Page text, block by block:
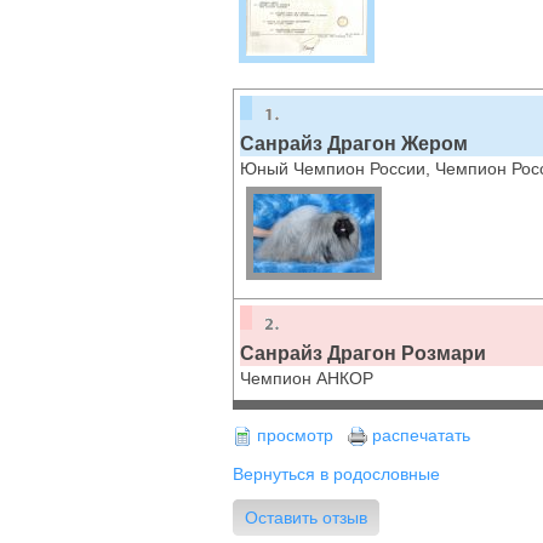
Санрайз Драгон Жером
Юный Чемпион России, Чемпион
Санрайз Драгон Розмари
Чемпион АНКОР
просмотр
распечатать
Вернуться в родословные
Оставить отзыв